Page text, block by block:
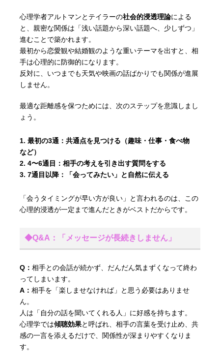
心理学者アルトマンとテイラーの社会的浸透理論による
と、親密な関係は「浅い話題から深い話題へ、少しずつ」
進むことで築かれます。
最初から恋愛観や結婚観のような重いテーマを出すと、相
手は心理的に防御的になります。
反対に、いつまでも天気や映画の話ばかりでも関係が進展
しません。
最適な距離感を保つためには、次のステップを意識しまし
ょう。
最初の3通：共通点を見つける（趣味・仕事・食べ物
など）
4〜6通目：相手の考えを引き出す質問をする
7通目以降：
「会ってみたい」と自然に伝える
「会うタイミングが早い方が良い」と言われるのは、この
心理的浸透が一定まで進んだときがベストだからです。
◆Q&A：「メッセージが長続きしません」
Q：相手との会話が続かず、だんだん気まずくなって終わ
ってしまいます。
A：相手を「楽しませなければ」と思う必要はありませ
ん。
人は「自分の話を聞いてくれる人」に好感を持ちます。
心理学では傾聴効果と呼ばれ、相手の言葉を受け止め、共
感の一言を添えるだけで、関係性が深まりやすくなりま
す。